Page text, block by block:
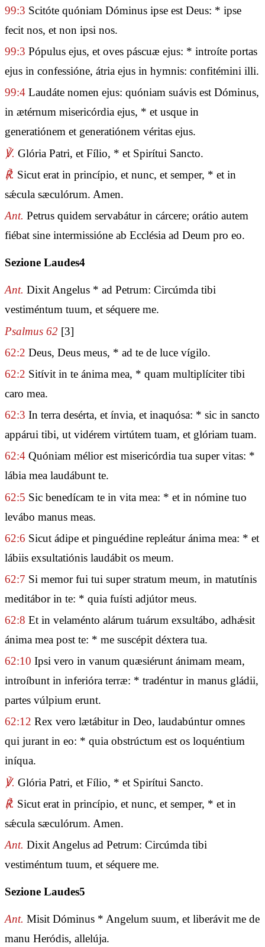
99:3 Scitóte quóniam Dóminus ipse est Deus: * ipse
fecit nos, et non ipsi nos.
99:3 Pópulus ejus, et oves páscuæ ejus: * introíte portas
ejus in confessióne, átria ejus in hymnis: confitémini illi.
99:4 Laudáte nomen ejus: quóniam suávis est Dóminus,
in ætérnum misericórdia ejus, * et usque in
generatiónem et generatiónem véritas ejus.
℣. Glória Patri, et Fílio, * et Spirítui Sancto.
℟. Sicut erat in princípio, et nunc, et semper, * et in
sǽcula sæculórum. Amen.
Ant. Petrus quidem servabátur in cárcere; orátio autem
fiébat sine intermissióne ab Ecclésia ad Deum pro eo.
Sezione Laudes4
Ant. Dixit Angelus * ad Petrum: Circúmda tibi
vestiméntum tuum, et séquere me.
Psalmus 62 [3]
62:2 Deus, Deus meus, * ad te de luce vígilo.
62:2 Sitívit in te ánima mea, * quam multiplíciter tibi
caro mea.
62:3 In terra desérta, et ínvia, et inaquósa: * sic in sancto
appárui tibi, ut vidérem virtútem tuam, et glóriam tuam.
62:4 Quóniam mélior est misericórdia tua super vitas: *
lábia mea laudábunt te.
62:5 Sic benedícam te in vita mea: * et in nómine tuo
levábo manus meas.
62:6 Sicut ádipe et pinguédine repleátur ánima mea: * et
lábiis exsultatiónis laudábit os meum.
62:7 Si memor fui tui super stratum meum, in matutínis
meditábor in te: * quia fuísti adjútor meus.
62:8 Et in velaménto alárum tuárum exsultábo, adhǽsit
ánima mea post te: * me suscépit déxtera tua.
62:10 Ipsi vero in vanum quæsiérunt ánimam meam,
introíbunt in inferióra terræ: * tradéntur in manus gládii,
partes vúlpium erunt.
62:12 Rex vero lætábitur in Deo, laudabúntur omnes
qui jurant in eo: * quia obstrúctum est os loquéntium
iníqua.
℣. Glória Patri, et Fílio, * et Spirítui Sancto.
℟. Sicut erat in princípio, et nunc, et semper, * et in
sǽcula sæculórum. Amen.
Ant. Dixit Angelus ad Petrum: Circúmda tibi
vestiméntum tuum, et séquere me.
Sezione Laudes5
Ant. Misit Dóminus * Angelum suum, et liberávit me de
manu Heródis, allelúja.